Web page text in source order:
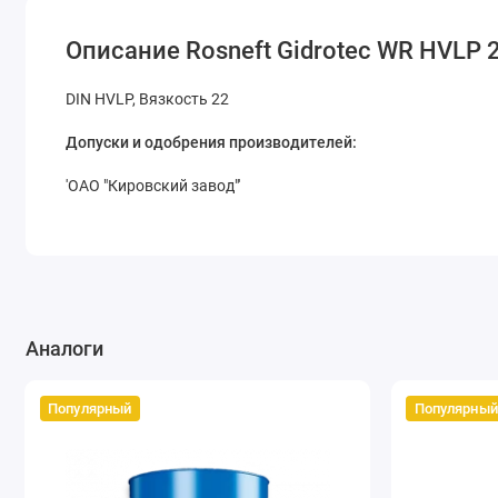
Описание Rosneft Gidrotec WR HVLP
DIN HVLP, Вязкость 22
Допуски и одобрения производителей:
'ОАО "Кировский завод"'
Аналоги
Популярный Популярный